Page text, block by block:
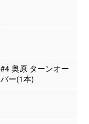
#4 奥原 ターンオー
バー(1本)